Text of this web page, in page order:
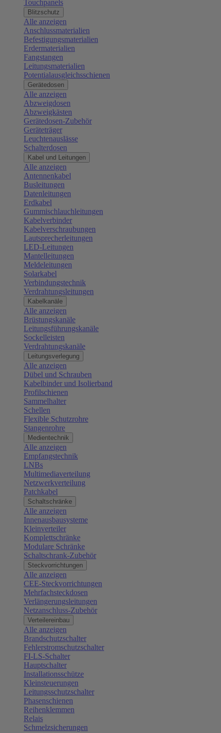
Touchpanels
Blitzschutz
Alle anzeigen
Anschlussmaterialien
Befestigungsmaterialien
Erdermaterialien
Fangstangen
Leitungsmaterialien
Potentialausgleichsschienen
Gerätedosen
Alle anzeigen
Abzweigdosen
Abzweigkästen
Gerätedosen-Zubehör
Geräteträger
Leuchtenauslässe
Schalterdosen
Kabel und Leitungen
Alle anzeigen
Antennenkabel
Busleitungen
Datenleitungen
Erdkabel
Gummischlauchleitungen
Kabelverbinder
Kabelverschraubungen
Lautsprecherleitungen
LED-Leitungen
Mantelleitungen
Meldeleitungen
Solarkabel
Verbindungstechnik
Verdrahtungsleitungen
Kabelkanäle
Alle anzeigen
Brüstungskanäle
Leitungsführungskanäle
Sockelleisten
Verdrahtungskanäle
Leitungsverlegung
Alle anzeigen
Dübel und Schrauben
Kabelbinder und Isolierband
Profilschienen
Sammelhalter
Schellen
Flexible Schutzrohre
Stangenrohre
Medientechnik
Alle anzeigen
Empfangstechnik
LNBs
Multimediaverteilung
Netzwerkverteilung
Patchkabel
Schaltschränke
Alle anzeigen
Innenausbausysteme
Kleinverteiler
Komplettschränke
Modulare Schränke
Schaltschrank-Zubehör
Steckvorrichtungen
Alle anzeigen
CEE-Steckvorrichtungen
Mehrfachsteckdosen
Verlängerungsleitungen
Netzanschluss-Zubehör
Verteilereinbau
Alle anzeigen
Brandschutzschalter
Fehlerstromschutzschalter
FI-LS-Schalter
Hauptschalter
Installationsschütze
Kleinsteuerungen
Leitungsschutzschalter
Phasenschienen
Reihenklemmen
Relais
Schmelzsicherungen